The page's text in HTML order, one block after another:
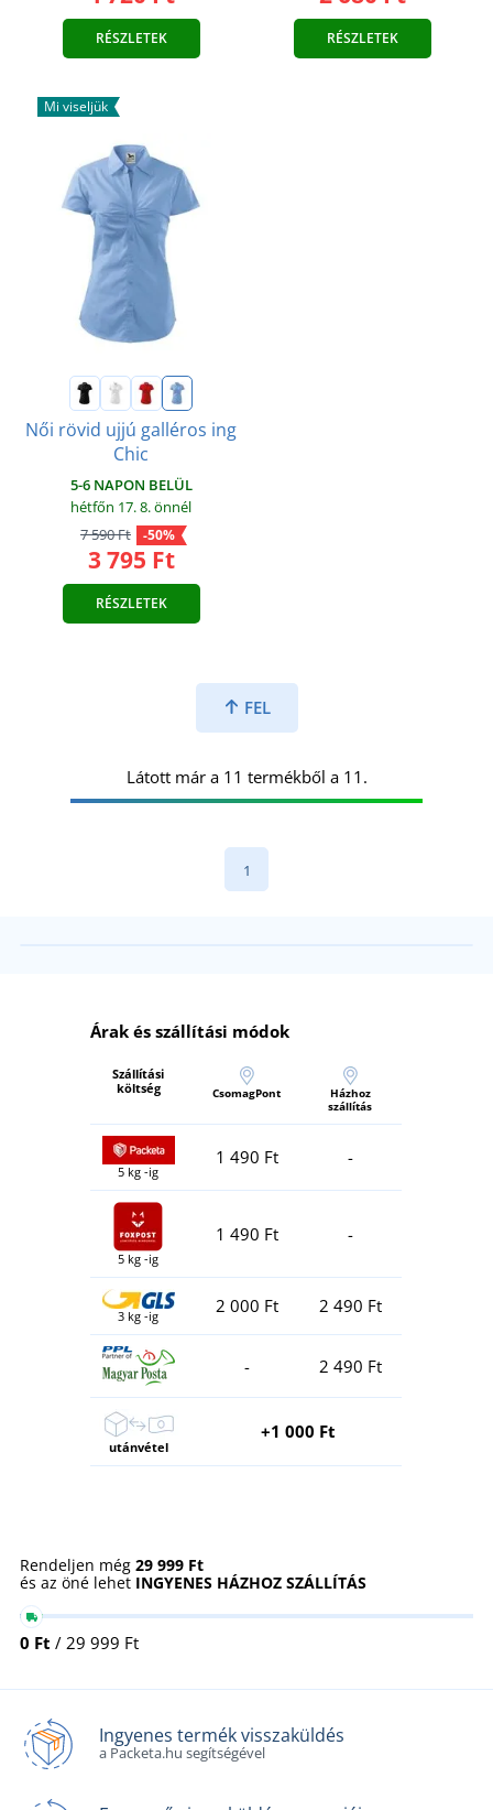
RÉSZLETEK RÉSZLETEK
Mi viseljük
Női rövid ujjú galléros ing
Chic
5-6 NAPON BELÜL
hétfőn 17. 8.önnél
7 590 Ft
-50%
3 795 Ft
RÉSZLETEK
FEL
Látott már a 11 termékből a 11.
1
Árak és szállítási módok
Szállítási
költség
CsomagPont
Házhoz
szállítás
5 kg -ig
1 490 Ft -
5 kg -ig
1 490 Ft -
3 kg -ig 2 000 Ft 2 490 Ft
- 2 490 Ft
utánvétel
+1 000 Ft
Rendeljen még 29 999 Ft
és az öné lehet INGYENES HÁZHOZ SZÁLLÍTÁS
0 Ft / 29 999 Ft
Ingyenes termék visszaküldés
a Packeta.hu segítségével